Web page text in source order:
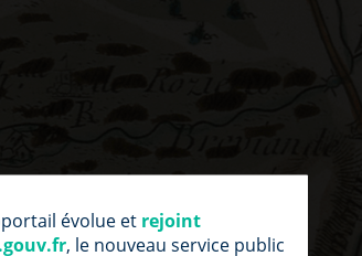
évolue et rejoint
, le nouveau service public